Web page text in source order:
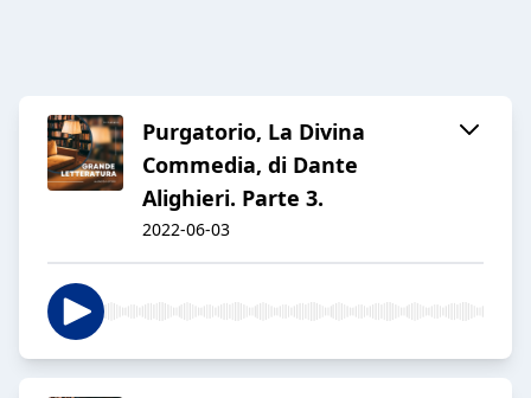
Purgatorio, La Divina
Commedia, di Dante
Alighieri. Parte 3.
2022-06-03